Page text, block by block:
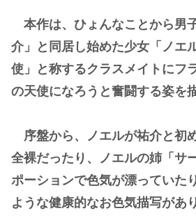
本作は、ひょんなことから男
介」と同居し始めた少女「ノエ
使」と称するクラスメイトにフ
の天使になろうと奮闘する姿を
序盤から、ノエルが祐介と初
全裸だったり、ノエルの姉「サ
ポーションで色気が漂っていた
ような健康的なお色気描写があ